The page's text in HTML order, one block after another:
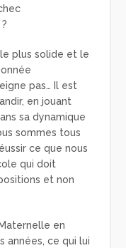
plus solide et le
pas… Il est
en jouant
sa dynamique
sommes tous
ce que nous
qui doit
et non
en
années, ce qui lui